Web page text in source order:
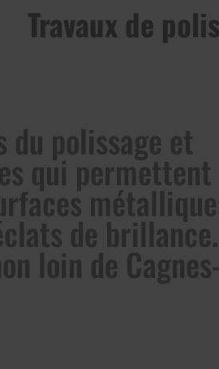
Travaux de
du polissage et
qui permettent
de brillance.
loin de Cagnes-